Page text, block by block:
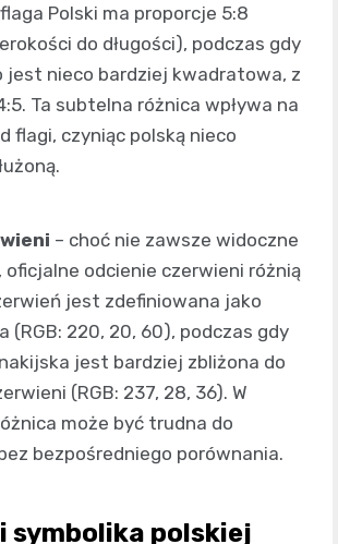
Polski ma proporcje 5:8
do długości), podczas gdy
jest nieco bardziej kwadratowa, z
Ta subtelna różnica wpływa na
flagi, czyniąc polską nieco
– choć nie zawsze widoczne
oficjalne odcienie czerwieni różnią
jest zdefiniowana jako
(RGB: 220, 20, 60), podczas gdy
jest bardziej zbliżona do
(RGB: 237, 28, 36). W
może być trudna do
bezpośredniego porównania.
symbolika polskiej